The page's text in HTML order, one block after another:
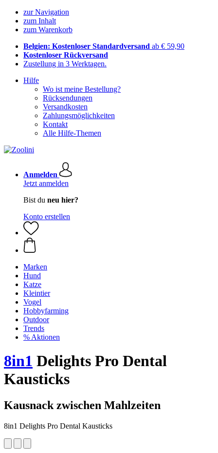
zur Navigation
zum Inhalt
zum Warenkorb
Belgien: Kostenloser Standardversand ab € 59,90
Kostenloser Rückversand
Zustellung in 3 Werktagen.
Hilfe
Wo ist meine Bestellung?
Rücksendungen
Versandkosten
Zahlungsmöglichkeiten
Kontakt
Alle Hilfe-Themen
Anmelden
Jetzt anmelden
Bist du neu hier?
Konto erstellen
Marken
Hund
Katze
Kleintier
Vogel
Hobbyfarming
Outdoor
Trends
% Aktionen
8in1 Delights Pro Dental
Kausticks
Kausnack zwischen Mahlzeiten
8in1 Delights Pro Dental Kausticks